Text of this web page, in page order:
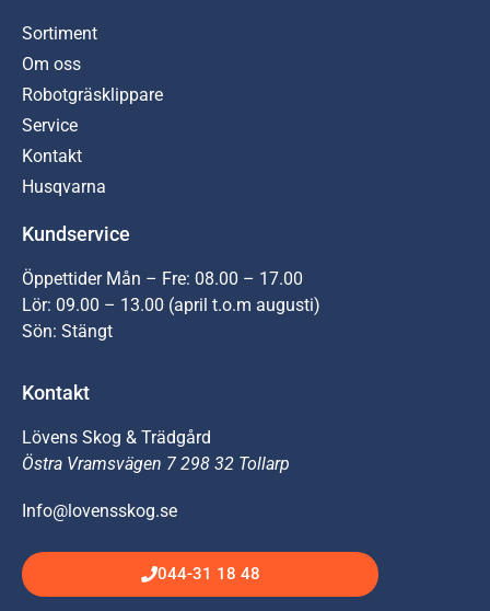
Sortiment
Om oss
Robotgräsklippare
Service
Kontakt
Husqvarna
Kundservice
Öppettider Mån – Fre: 08.00 – 17.00
Lör: 09.00 – 13.00 (april t.o.m augusti)
Sön: Stängt
Kontakt
Lövens Skog & Trädgård
Östra Vramsvägen 7 298 32 Tollarp
Info@lovensskog.se
044-31 18 48